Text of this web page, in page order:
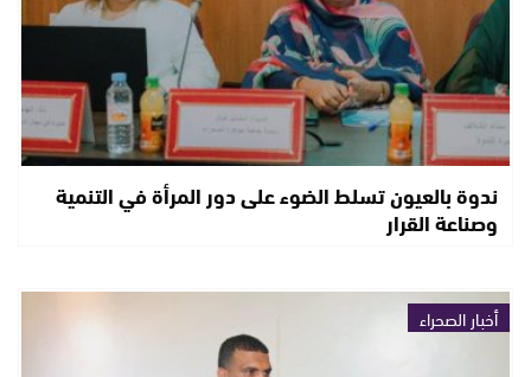
ندوة بالعيون تسلط الضوء على دور المرأة في التنمية
وصناعة القرار
أخبار الصحراء